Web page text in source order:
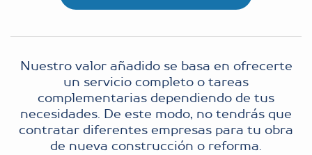
Nuestro valor añadido se basa en ofrecerte
un servicio completo o tareas
complementarias dependiendo de tus
necesidades. De este modo, no tendrás que
contratar diferentes empresas para tu obra
de nueva construcción o reforma.